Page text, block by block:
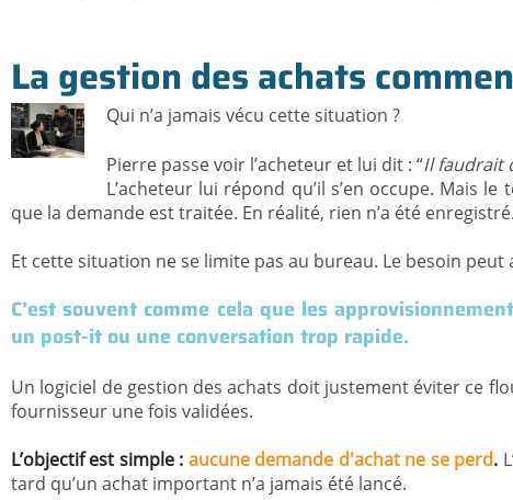
La gestion des achats
Qui n’a jamais vécu cette situation ?
Pierre passe voir l’acheteur et lui dit : “Il faudrait
L’acheteur lui répond qu’il s’en occupe. Mais
que la demande est traitée. En réalité, rien n’a été enregistré.
Et cette situation ne se limite pas au bureau. Le besoin peut
C’est souvent comme cela que les
un post-it ou une conversation trop rapide.
Un logiciel de gestion des achats doit justement éviter ce
fournisseur une fois validées.
L’objectif est simple : aucune demande d'achat ne se perd.
tard qu’un achat important n’a jamais été lancé.